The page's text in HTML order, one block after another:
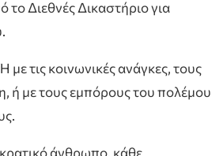
το Διεθνές Δικαστήριο για
τις κοινωνικές ανάγκες, τους
ή με τους εμπόρους του πολέμου
άνθρωπο, κάθε